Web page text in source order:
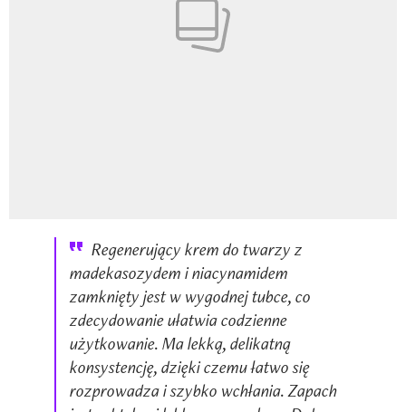
Regenerujący krem do twarzy z
madekasozydem i niacynamidem
zamknięty jest w wygodnej tubce, co
zdecydowanie ułatwia codzienne
użytkowanie. Ma lekką, delikatną
konsystencję, dzięki czemu łatwo się
rozprowadza i szybko wchłania. Zapach